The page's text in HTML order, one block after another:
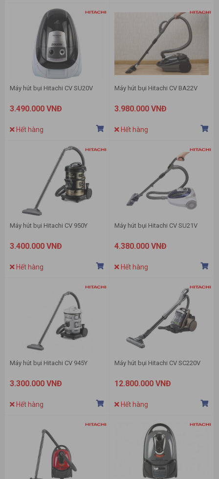
Máy hút bụi Hitachi CV SU20V
3.490.000 VNĐ
Hết hàng
Máy hút bụi Hitachi CV BA22V
3.980.000 VNĐ
Hết hàng
Máy hút bụi Hitachi CV 950Y
3.400.000 VNĐ
Hết hàng
Máy hút bụi Hitachi CV SU21V
4.380.000 VNĐ
Hết hàng
Máy hút bụi Hitachi CV 945Y
3.300.000 VNĐ
Hết hàng
Máy hút bụi Hitachi CV SC220V
12.800.000 VNĐ
Hết hàng